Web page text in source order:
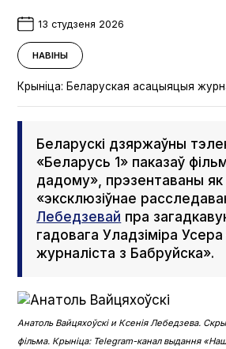
13 студзеня 2026
НАВІНЫ
Крыніца: Беларуская асацыяцыя
Беларускі дзяржаўны
«Беларусь 1» паказаў
дадому», прэзентаваны як
«эксклюзіўнае
Лебедзевай пра
гадовага Уладзіміра
журналіста з Бабруйска».
Анатоль Вайцяхоўскі и Ксенія Лебедзева.
фільма. Крыніца: Telegram-канал выдання